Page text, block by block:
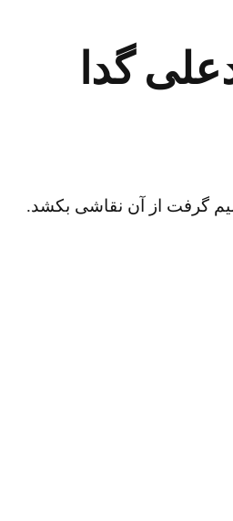
گدا
گرفت از آن نقاشی بکشد.